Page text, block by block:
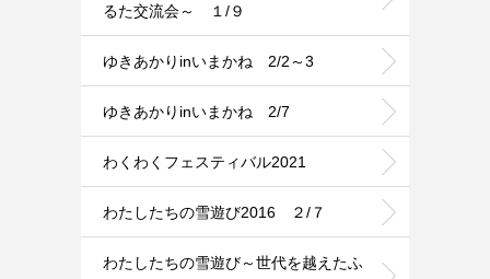
るた交流会～ １/９
ゆきあかりinいまかね 2/2～3
ゆきあかりinいまかね 2/7
わくわくフェスティバル2021
わたしたちの雪遊び2016 ２/７
わたしたちの雪遊び～世代を越えたふ